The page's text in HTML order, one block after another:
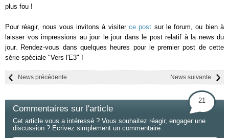
plus fou !
Pour réagir, nous vous invitons à visiter ce post sur le forum, ou bien à
laisser vos impressions au jour le jour dans le post relatif à la news du
jour. Rendez-vous dans quelques heures pour le premier post de cette
série spéciale "Vers l'E3" !
News suivante
News précédente
Commentaires sur l'article
21
Cet article vous a intéressé ? Vous souhaitez réagir, engager une
discussion ? Ecrivez simplement un commentaire.